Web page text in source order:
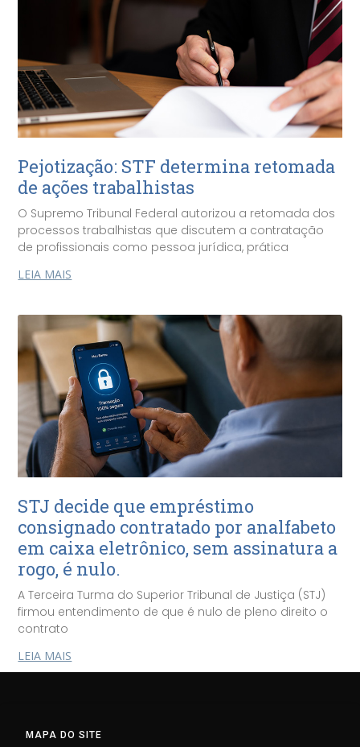
Pejotização: STF determina retomada
de ações trabalhistas
O Supremo Tribunal Federal autorizou a retomada dos
processos trabalhistas que discutem a contratação
de profissionais como pessoa jurídica, prática
LEIA MAIS
STJ decide que empréstimo
consignado contratado por analfabeto
em caixa eletrônico, sem assinatura a
rogo, é nulo.
A Terceira Turma do Superior Tribunal de Justiça (STJ)
firmou entendimento de que é nulo de pleno direito o
contrato
LEIA MAIS
MAPA DO SITE